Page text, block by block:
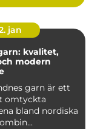
jan
kvalitet,
modern
garn är ett
omtyckta
bland nordiska